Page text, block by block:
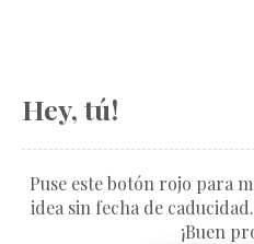
Hey, tú!
Puse este botón rojo para
idea sin fecha de caducidad.
¡Buen